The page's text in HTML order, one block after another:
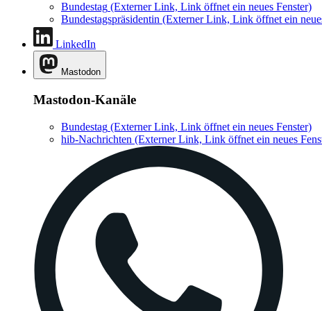
Bundestag (Externer Link, Link öffnet ein neues Fenster)
Bundestagspräsidentin (Externer Link, Link öffnet ein
LinkedIn
Mastodon
Mastodon-Kanäle
Bundestag (Externer Link, Link öffnet ein neues Fenster)
hib-Nachrichten (Externer Link, Link öffnet ein neues